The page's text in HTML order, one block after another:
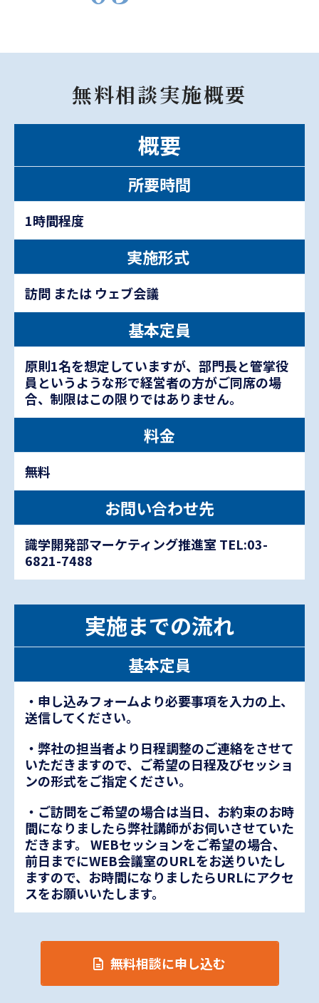
無料相談実施概要
概要
所要時間
1時間程度
実施形式
訪問 または ウェブ会議
基本定員
原則1名を想定していますが、部門長と管掌役
員というような形で経営者の方がご同席の場
合、制限はこの限りではありません。
料金
無料
お問い合わせ先
識学開発部マーケティング推進室 TEL:03-
6821-7488
実施までの流れ
基本定員
・申し込みフォームより必要事項を入力の上、
送信してください。
・弊社の担当者より日程調整のご連絡をさせて
いただきますので、ご希望の日程及びセッショ
ンの形式をご指定ください。
・ご訪問をご希望の場合は当日、お約束のお時
間になりましたら弊社講師がお伺いさせていた
だきます。 WEBセッションをご希望の場合、
前日までにWEB会議室のURLをお送りいたし
ますので、お時間になりましたらURLにアクセ
スをお願いいたします。
無料相談に申し込む